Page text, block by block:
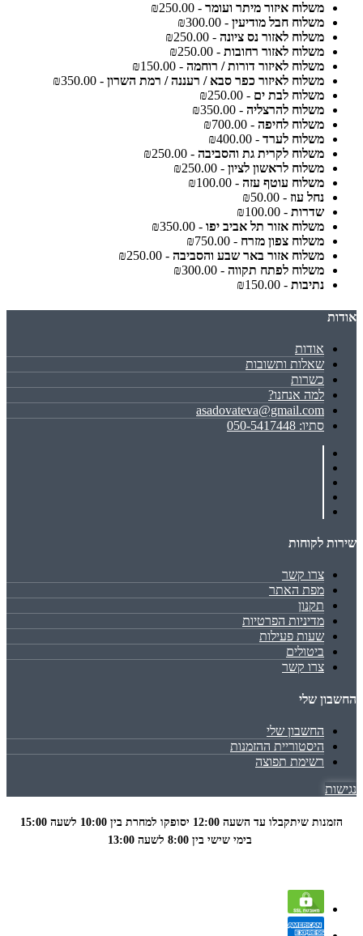
משלוח איזור מיתר ועומר - ₪250.00
משלוח חבל מודיעין - ₪300.00
משלוח לאזור נס ציונה - ₪250.00
משלוח לאזור רחובות - ₪250.00
משלוח לאיזור דורות / רוחמה - ₪150.00
משלוח לאיזור כפר סבא / רעננה / רמת השרון - ₪350.00
משלוח לבת ים - ₪250.00
משלוח להרצליה - ₪350.00
משלוח לחיפה - ₪700.00
משלוח לערד - ₪400.00
משלוח לקרית גת והסביבה - ₪250.00
משלוח לראשון לציון - ₪250.00
משלוח עוטף עזה - ₪100.00
נחל עוז - ₪50.00
שדרות - ₪100.00
משלוח אזור תל אביב יפו - ₪350.00
משלוח צפון מזרח - ₪750.00
משלוח אזור באר שבע והסביבה - ₪250.00
משלוח לפתח תקווה - ₪300.00
נתיבות - ₪150.00
אודות
אודות
שאלות ותשובות
כשרות
למה אנחנו?
asadovateva@gmail.com
סתיו: 050-5417448
שירות לקוחות
צרו קשר
מפת האתר
תקנון
מדיניות הפרטיות
שעות פעילות
ביטולים
צרו קשר
החשבון שלי
החשבון שלי
היסטוריית ההזמנות
רשימת תפוצה
נגישות
הזמנות שיתקבלו עד השעה 12:00 יסופקו למחרת בין 10:00 לשעה
15:00